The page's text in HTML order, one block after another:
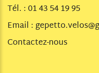
Tél. :01 43 54 19 95
Email :
Contactez-nous